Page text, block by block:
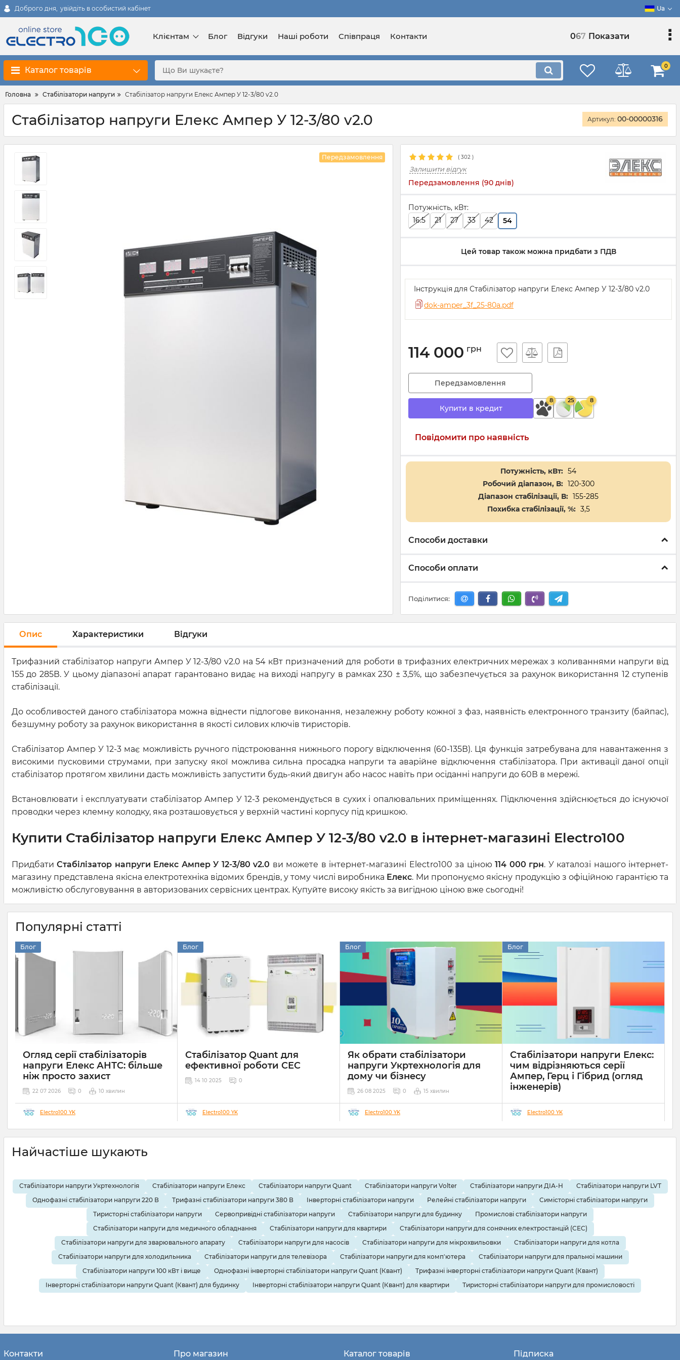
Доброго дня, увійдіть в особистий кабінет Ua
Клієнтам Блог Відгуки Наші роботи Співпраця Контакти 067 Показати
Каталог товарів 0
Головна Стабілізатори напруги Стабілізатор напруги Елекс Ампер У 12-3/80 v2.0
Стабілізатор напруги Елекс Ампер У 12-3/80 v2.0 Артикул: 00-00000316
Передзамовлення ( 302 )
Залишити відгук
Передзамовлення (90 днів)
Потужність, кВт:
16.5
21 27 33 42 54
Цей товар також можна придбати з ПДВ
Інструкція для Стабілізатор напруги Елекс Ампер У 12-3/80 v2.0
dok-amper_3f_25-80a.pdf
114 000 грн
Передзамовлення
Купити в кредит
8 25 8
Повідомити про наявність
Потужність, кВт: 54
Робочий діапазон, В: 120-300
Діапазон стабілізації, В: 155-285
Похибка стабілізації, %: 3,5
Способи доставки
Способи оплати
Поділитися:
Опис Характеристики Відгуки
Трифазний стабілізатор напруги Ампер У 12-3/80 v2.0 на 54 кВт призначений для роботи в трифазних електричних мережах з коливаннями напруги від
155 до 285В. У цьому діапазоні апарат гарантовано видає на виході напругу в рамках 230 ± 3,5%, що забезпечується за рахунок використання 12 ступенів
стабілізації.
До особливостей даного стабілізатора можна віднести підлогове виконання, незалежну роботу кожної з фаз, наявність електронного транзиту (байпас),
безшумну роботу за рахунок використання в якості силових ключів тиристорів.
Стабілізатор Ампер У 12-3 має можливість ручного підстроювання нижнього порогу відключення (60-135В). Ця функція затребувана для навантаження з
високими пусковими струмами, при запуску якої можлива сильна просадка напруги та аварійне відключення стабілізатора. При активації даної опції
стабілізатор протягом хвилини дасть можливість запустити будь-який двигун або насос навіть при осіданні напруги до 60В в мережі.
Встановлювати і експлуатувати стабілізатор Ампер У 12-3 рекомендується в сухих і опалювальних приміщеннях. Підключення здійснюється до існуючої
проводки через клемну колодку, яка розташовується у верхній частині корпусу під кришкою.
Купити Стабілізатор напруги Елекс Ампер У 12-3/80 v2.0 в інтернет-магазині Electro100
ПридбатиСтабілізатор напруги Елекс Ампер У 12-3/80 v2.0 ви можете в інтернет-магазині Electro100 за ціною114 000 грн. У каталозі нашого інтернет-
магазину представлена якісна електротехніка відомих брендів, у тому числі виробника Елекс. Ми пропонуємо якісну продукцію з офіційною гарантією та
можливістю обслуговування в авторизованих сервісних центрах. Купуйте високу якість за вигідною ціною вже сьогодні!
Популярні статті
Блог
Огляд серії стабілізаторів
напруги Елекс АНТС: більше
ніж просто захист
22 07 2026 0 10 хвилин
Electro100 YK
Блог
Стабілізатор Quant для
ефективної роботи СЕС
14 10 2025 0
Electro100 YK
Блог
Як обрати стабілізатори
напруги Укртехнологія для
дому чи бізнесу
26 08 2025 0 15 хвилин
Electro100 YK
Блог
Стабілізатори напруги Елекс:
чим відрізняються серії
Ампер, Герц і Гібрид (огляд
інженерів)
19 08 2025 0
10 хвилин
Electro100 YK
Найчастіше шукають
Стабілізатори напруги Укртехнологія Стабілізатори напруги Елекс Стабілізатори напруги Quant Стабілізатори напруги Volter Стабілізатори напруги ДІА-Н
Стабілізатори напруги LVT
Однофазні стабілізатори напруги 220 В
Трифазні стабілізатори напруги 380 В Інверторні стабілізатори напруги Релейні стабілізатори напруги
Симісторні стабілізатори напруги
Тиристорні стабілізатори напруги
Сервопривідні стабілізатори напруги Стабілізатори напруги для будинку
Промислові стабілізатори напруги
Стабілізатори напруги для медичного обладнання
Стабілізатори напруги для квартири
Стабілізатори напруги для сонячних електростанцій (СЕС)
Стабілізатори напруги для зварювального апарату
Стабілізатори напруги для насосів Стабілізатори напруги для мікрохвильовки
Стабілізатори напруги для котла
Стабілізатори напруги для холодильника
Стабілізатори напруги для телевізора Стабілізатори напруги для комп'ютера
Стабілізатори напруги для пральної машини
Стабілізатори напруги 100 кВт і вище
Однофазні інверторні стабілізатори напруги Quant (Квант)
Трифазні інверторні стабілізатори напруги Quant (Квант)
Інверторні стабілізатори напруги Quant (Квант) для будинку
Інверторні стабілізатори напруги Quant (Квант) для квартири Тиристорні стабілізатори напруги для промисловості
Контакти Про магазин Каталог товарів Підписка